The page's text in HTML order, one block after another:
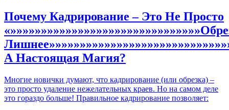
Почему Кадрирование – Это Не Просто
А Настоящая Магия?
Многие новички думают, что кадрирование (или обрезка) –
это просто удаление нежелательных краев. Но на самом деле
это гораздо больше! Правильное кадрирование позволяет: